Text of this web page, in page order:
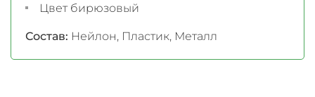
Цвет бирюзовый
Состав: Нейлон, Пластик, Металл